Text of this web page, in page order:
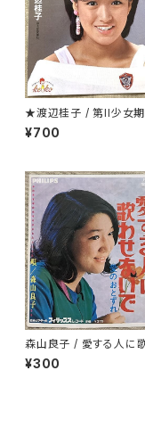
★渡辺桂子 / 第II少女期
¥700
森山良子 / 愛する人に
いで
¥300